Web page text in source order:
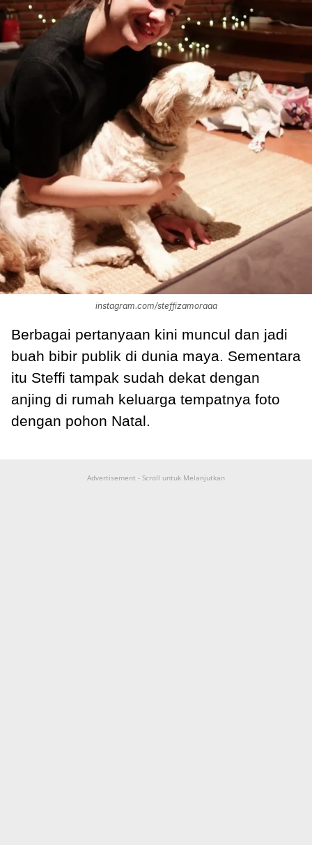
instagram.com/steffizamoraaa
Berbagai pertanyaan kini muncul dan jadi
buah bibir publik di dunia maya. Sementara
itu Steffi tampak sudah dekat dengan
anjing di rumah keluarga tempatnya foto
dengan pohon Natal.
Advertisement - Scroll untuk Melanjutkan